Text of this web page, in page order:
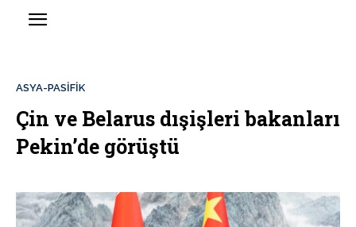
ASYA-PASİFİK
Çin ve Belarus dışişleri bakanları
Pekin’de görüştü